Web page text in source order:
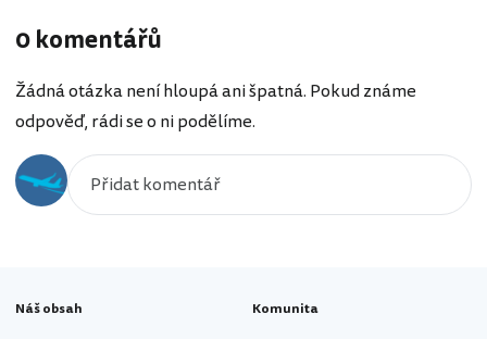
0 komentářů
Žádná otázka není hloupá ani špatná. Pokud známe
odpověď, rádi se o ni podělíme.
Náš obsah Komunita